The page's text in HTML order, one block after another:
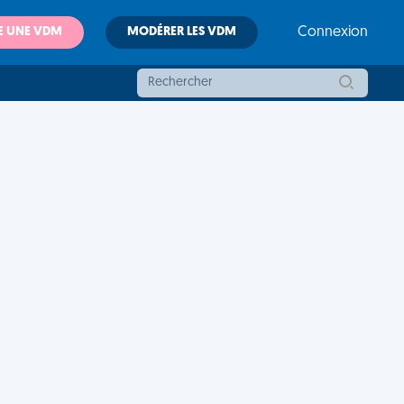
UNE VDM MODÉRER LES VDM Connexion